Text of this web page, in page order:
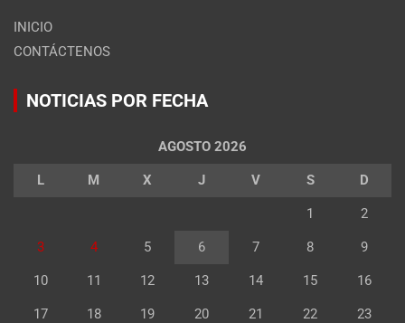
INICIO
CONTÁCTENOS
NOTICIAS POR FECHA
AGOSTO 2026
L M X J V S D
1 2
3 4 5 6 7 8 9
10 11 12 13 14 15 16
17 18 19 20 21 22 23